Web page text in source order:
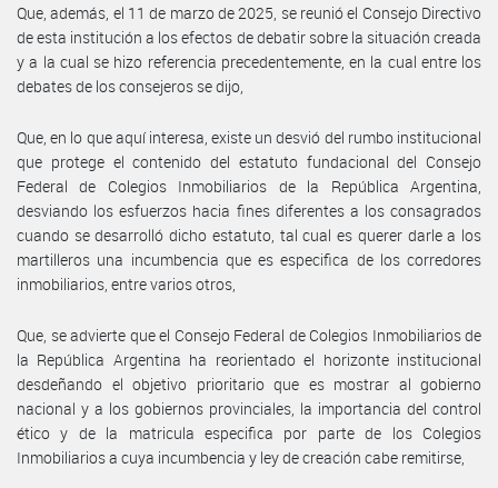
Que, además, el 11 de marzo de 2025, se reunió el Consejo Directivo
de esta institución a los efectos de debatir sobre la situación creada
y a la cual se hizo referencia precedentemente, en la cual entre los
debates de los consejeros se dijo,
Que, en lo que aquí interesa, existe un desvió del rumbo institucional
que protege el contenido del estatuto fundacional del Consejo
Federal de Colegios Inmobiliarios de la República Argentina,
desviando los esfuerzos hacia fines diferentes a los consagrados
cuando se desarrolló dicho estatuto, tal cual es querer darle a los
martilleros una incumbencia que es especifica de los corredores
inmobiliarios, entre varios otros,
Que, se advierte que el Consejo Federal de Colegios Inmobiliarios de
la República Argentina ha reorientado el horizonte institucional
desdeñando el objetivo prioritario que es mostrar al gobierno
nacional y a los gobiernos provinciales, la importancia del control
ético y de la matricula especifica por parte de los Colegios
Inmobiliarios a cuya incumbencia y ley de creación cabe remitirse,